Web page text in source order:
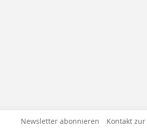
Newsletter abonnieren Kontakt